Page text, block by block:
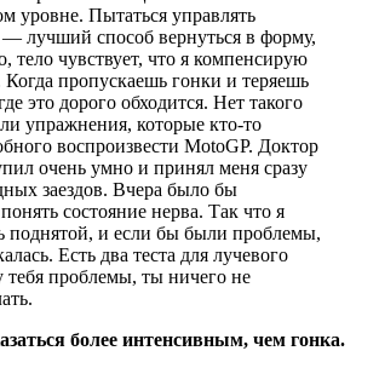
уровне. Пытаться управлять
лучший способ вернуться в форму,
тело чувствует, что я компенсирую
Когда пропускаешь гонки и теряешь
это дорого обходится. Нет такого
упражнения, которые кто-то
воспроизвести MotoGP. Доктор
очень умно и принял меня сразу
заездов. Вчера было бы
состояние нерва. Так что я
поднятой, и если бы были проблемы,
Есть два теста для лучевого
тебя проблемы, ты ничего не
более интенсивным, чем гонка.